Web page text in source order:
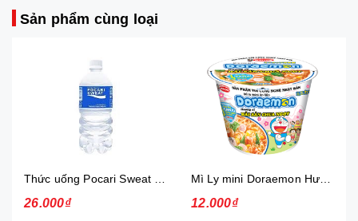
Sản phẩm cùng loại
26.000₫ 12.000₫